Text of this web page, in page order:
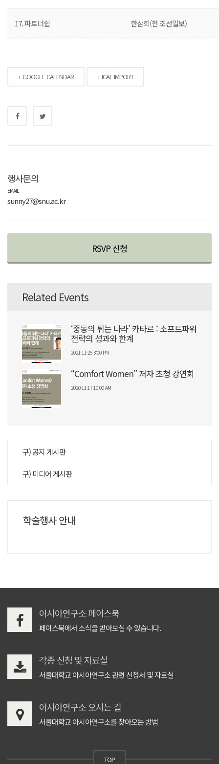
17. 파트너쉽 한삼희(전 조선일보)
+ GOOGLE CALENDAR + ICAL IMPORT
행사문의
EMAIL
sunny27@snu.ac.kr
RSVP 신청
Related Events
‘중동의 튀는 나라’ 카타르 : 소프트파워
전략의 성과와 한계
2021-11-25 3:00 PM
“Comfort Women” 저자 초청 강연회
2020-11-17 10:00 AM
구) 공지 게시판
구) 미디어 게시판
학술행사 안내
아시아연구소 페이스북
페이스북에서 소식을 받아보실 수 있습니다.
각종 신청 및 자료실
서울대학교 아시아연구소 관련 신청서 및 자료실
아시아연구소 오시는 길
서울대학교 아시아연구소를 찾아오는 방법
TOP